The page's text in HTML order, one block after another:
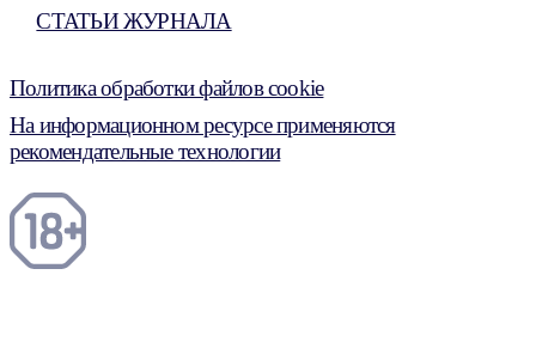
СТАТЬИ ЖУРНАЛА
Политика обработки файлов cookie
На информационном ресурсе применяются
рекомендательные технологии